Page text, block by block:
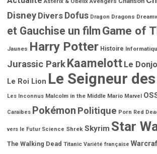
Disney Divers Dofus Dragon Dragons
et Gauchise un film Game of
Jaunes Harry Potter Histoire
Jurassic ParkKaamelott Le
Le Roi Lion Le Seigneur
Les Inconnus Malcolm in the Middle Mario Marvel
Caraïbes Pokémon Politique Porn Red
vers le Futur Science Shrek Skyrim Star
The Walking Dead Titanic Variété française